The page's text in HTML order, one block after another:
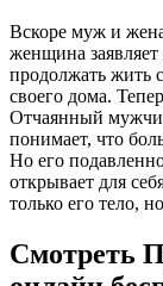
Вскоре муж и жена
женщина
продолжать жить
своего дома.
Отчаянный
понимает, что
Но его
открывает для
только его тело,
Смотреть